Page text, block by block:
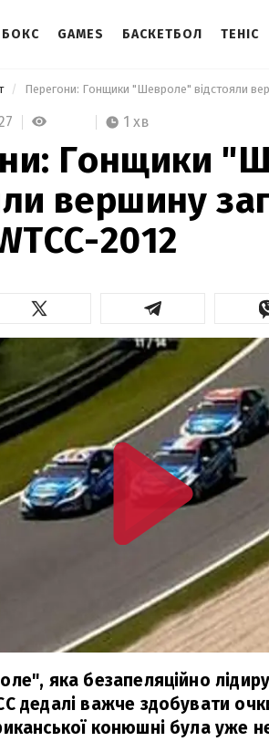
БОКС GAMES БАСКЕТБОЛ ТЕНІС
1 хв
Гонщики
вершину
2012
яка безапеляційно
дедалі важче здобувати
конюшні була уже